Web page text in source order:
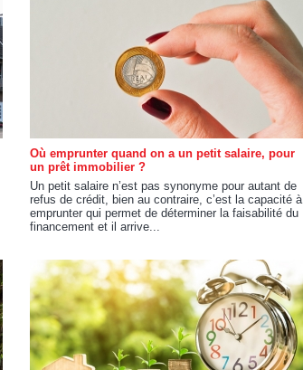
Où emprunter quand on a un petit salaire, pour
un prêt immobilier ?
Un petit salaire n’est pas synonyme pour autant de
refus de crédit, bien au contraire, c’est la capacité à
emprunter qui permet de déterminer la faisabilité du
financement et il arrive...